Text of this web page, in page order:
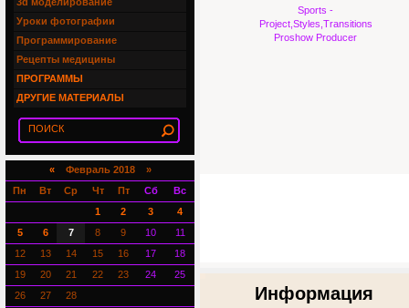
Sports -
Project,Styles,Transitions
Proshow Producer
Информация
Уроки фотографии
Программирование
Рецепты медицины
ПРОГРАММЫ
ДРУГИЕ МАТЕРИАЛЫ
«Февраль 2018 »
Пн
Вт Ср Чт Пт Сб
Вс
1
2 3
4
5
6 7 8 9 10
11
12
13 14 15 16 17
18
19
20 21 22 23 24
25
26
27 28